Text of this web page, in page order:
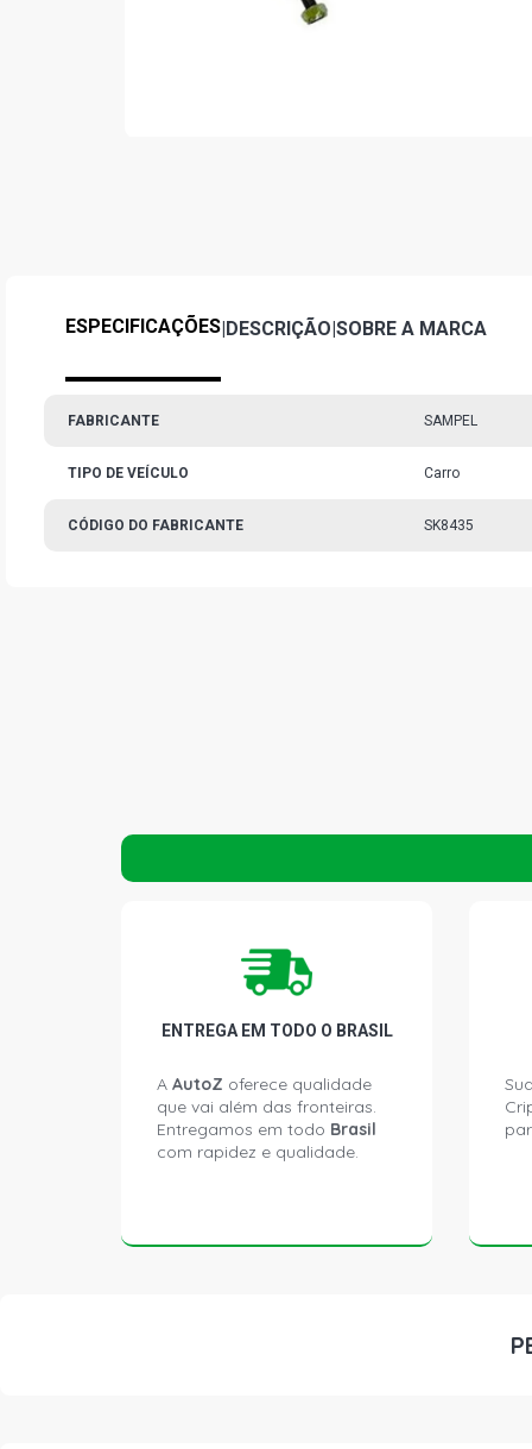
ESPECIFICAÇÕES|DESCRIÇÃO|SOBRE A MARCA
FABRICANTE SAMPEL
TIPO DE VEÍCULO Carro
CÓDIGO DO FABRICANTE SK8435
ENTREGA EM TODO O BRASIL
A AutoZ oferece qualidade
que vai além das fronteiras.
Entregamos em todo Brasil
com rapidez e qualidade.